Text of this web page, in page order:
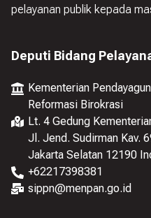
pelayanan publik kepada
Deputi Bidang
Kementerian
Reformasi Birokrasi
Lt. 4 Gedung
Jl. Jend. Sudirman Kav.
Jakarta Selatan 12190
+62217398381
sippn@menpan.go.id